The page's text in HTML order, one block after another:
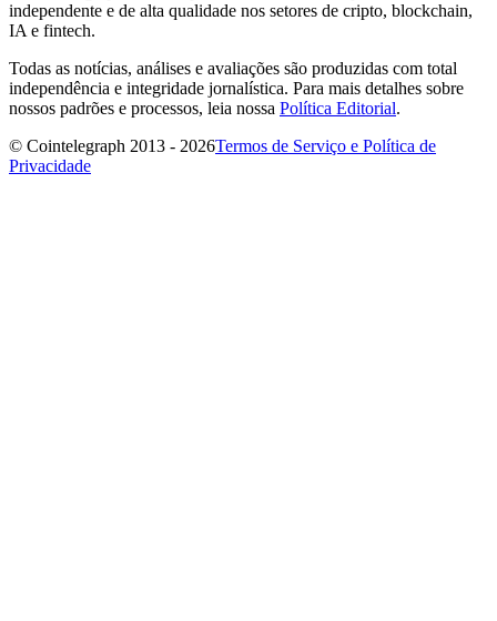
independente e de alta qualidade nos setores de cripto, blockchain,
IA e fintech.
Todas as notícias, análises e avaliações são produzidas com total
independência e integridade jornalística. Para mais detalhes sobre
nossos padrões e processos, leia nossa Política Editorial.
© Cointelegraph 2013 - 2026Termos de Serviço e Política de
Privacidade